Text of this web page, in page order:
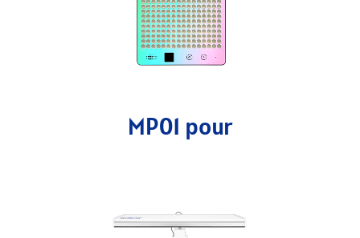
MP01 pour